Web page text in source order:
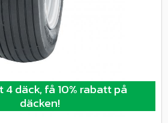
4 däck, få 10% rabatt på
däcken!